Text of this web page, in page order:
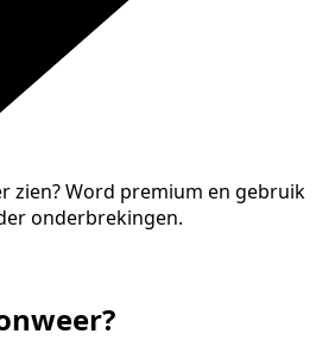
zien?Word premium en gebruik
onderbrekingen.